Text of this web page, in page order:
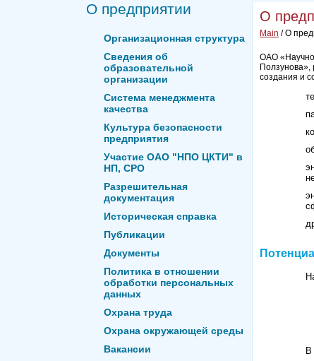
О предприятии
Организационная структура
Сведения об
образовательной
организации
Система менеджмента
качества
Культура безопасности
предприятия
Участие ОАО "НПО ЦКТИ" в
НП, СРО
Разрешительная
документация
Историческая справка
Публикации
Документы
Политика в отношении
обработки персональных
данных
Охрана труда
Охрана окружающей среды
Вакансии
О
Main / О
ОАО
создания и
В